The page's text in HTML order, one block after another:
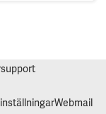
Webmail